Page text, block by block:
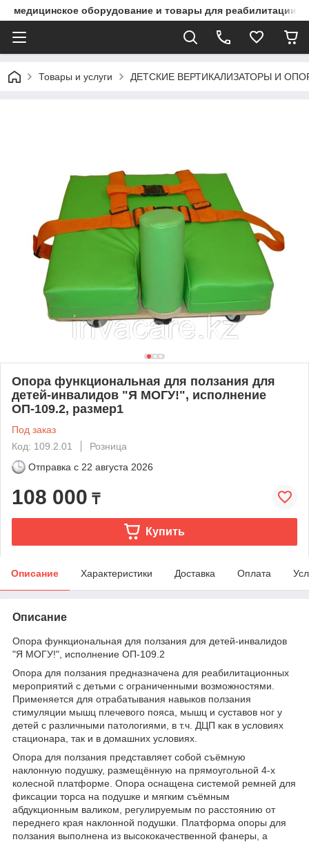
медицинское оборудование и товары для реабилитации
Товары и услуги ДЕТСКИЕ ВЕРТИКАЛИЗАТОРЫ И
Опора функциональная для ползания для
детей-инвалидов "Я МОГУ!", исполнение
ОП-109.2, размер1
Под заказ
Код: 109.2.01
Розница
Отправка с 22 августа 2026
108 000 ₸
Купить
Описание Характеристики Доставка Оплата
Описание
Опора функциональная для ползания для детей-инвалидов
"Я МОГУ!", исполнение ОП-109.2
Опора для ползания предназначена для реабилитационных
мероприятий с детьми с ограниченными возможностями.
Применяется для отрабатывания навыков ползания
стимуляции мышц плечевого пояса, мышц и суставов ног у
детей с различными патологиями, в т.ч. ДЦП как в условиях
стационара, так и в домашних условиях.
Опора для ползания представляет собой съёмную
наклонную подушку, размещённую на прямоугольной 4-х
колесной платформе. Опора оснащена системой ремней для
фиксации торса на подушке и мягким съёмным
абдукционным валиком, регулируемым по расстоянию от
переднего края наклонной подушки. Платформа опоры для
ползания выполнена из высококачественной фанеры, а